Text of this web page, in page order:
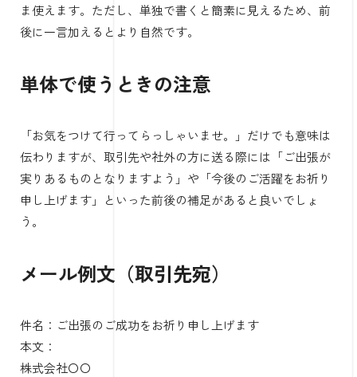
ま使えます。ただし、単独で書くと簡素に見えるため、前
後に一言加えるとより自然です。
単体で使うときの注意
「お気をつけて行ってらっしゃいませ。」だけでも意味は
伝わりますが、取引先や社外の方に送る際には「ご出張が
実りあるものとなりますよう」や「今後のご活躍をお祈り
申し上げます」といった前後の補足があると良いでしょ
う。
メール例文（取引先宛）
件名：ご出張のご成功をお祈り申し上げます
本文：
株式会社〇〇